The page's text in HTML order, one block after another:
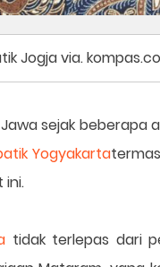
Jogja via.
sejak beberapa
Yogyakarta
ini.
tidak terlepas dari